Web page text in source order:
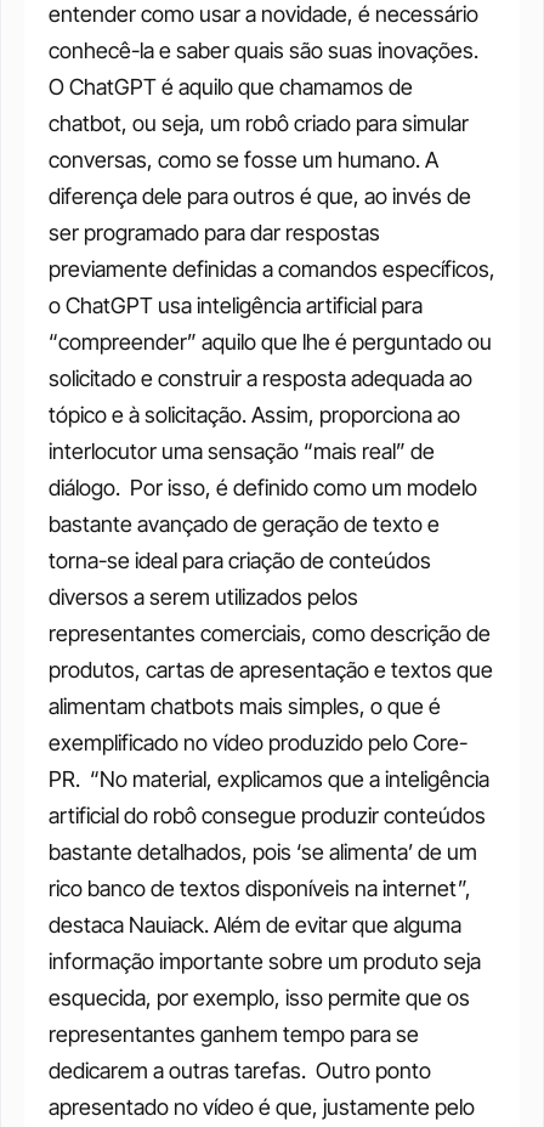
entender como usar a novidade, é necessário
conhecê-la e saber quais são suas inovações.
O ChatGPT é aquilo que chamamos de
chatbot, ou seja, um robô criado para simular
conversas, como se fosse um humano. A
diferença dele para outros é que, ao invés de
ser programado para dar respostas
previamente definidas a comandos específicos,
o ChatGPT usa inteligência artificial para
“compreender” aquilo que lhe é perguntado ou
solicitado e construir a resposta adequada ao
tópico e à solicitação. Assim, proporciona ao
interlocutor uma sensação “mais real” de
diálogo. Por isso, é definido como um modelo
bastante avançado de geração de texto e
torna-se ideal para criação de conteúdos
diversos a serem utilizados pelos
representantes comerciais, como descrição de
produtos, cartas de apresentação e textos que
alimentam chatbots mais simples, o que é
exemplificado no vídeo produzido pelo Core-
PR. “No material, explicamos que a inteligência
artificial do robô consegue produzir conteúdos
bastante detalhados, pois ‘se alimenta’ de um
rico banco de textos disponíveis na internet”,
destaca Nauiack. Além de evitar que alguma
informação importante sobre um produto seja
esquecida, por exemplo, isso permite que os
representantes ganhem tempo para se
dedicarem a outras tarefas. Outro ponto
apresentado no vídeo é que, justamente pelo